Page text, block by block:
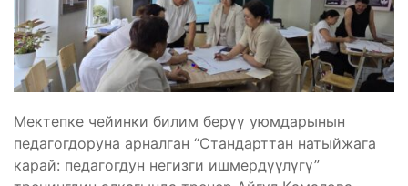
Мектепке чейинки билим берүү уюмдарынын
педагогдоруна арналган “Стандарттан натыйжага
карай: педагогдун негизги ишмердүүлүгү”